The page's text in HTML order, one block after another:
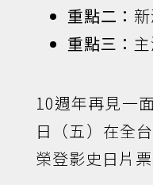
重點二：
重點三：
10週年再見一
日（五）在全台
榮登影史日片